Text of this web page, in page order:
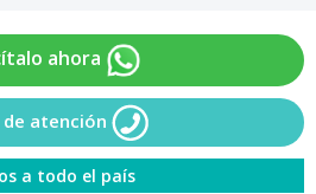
ahora
de atención
a todo el país